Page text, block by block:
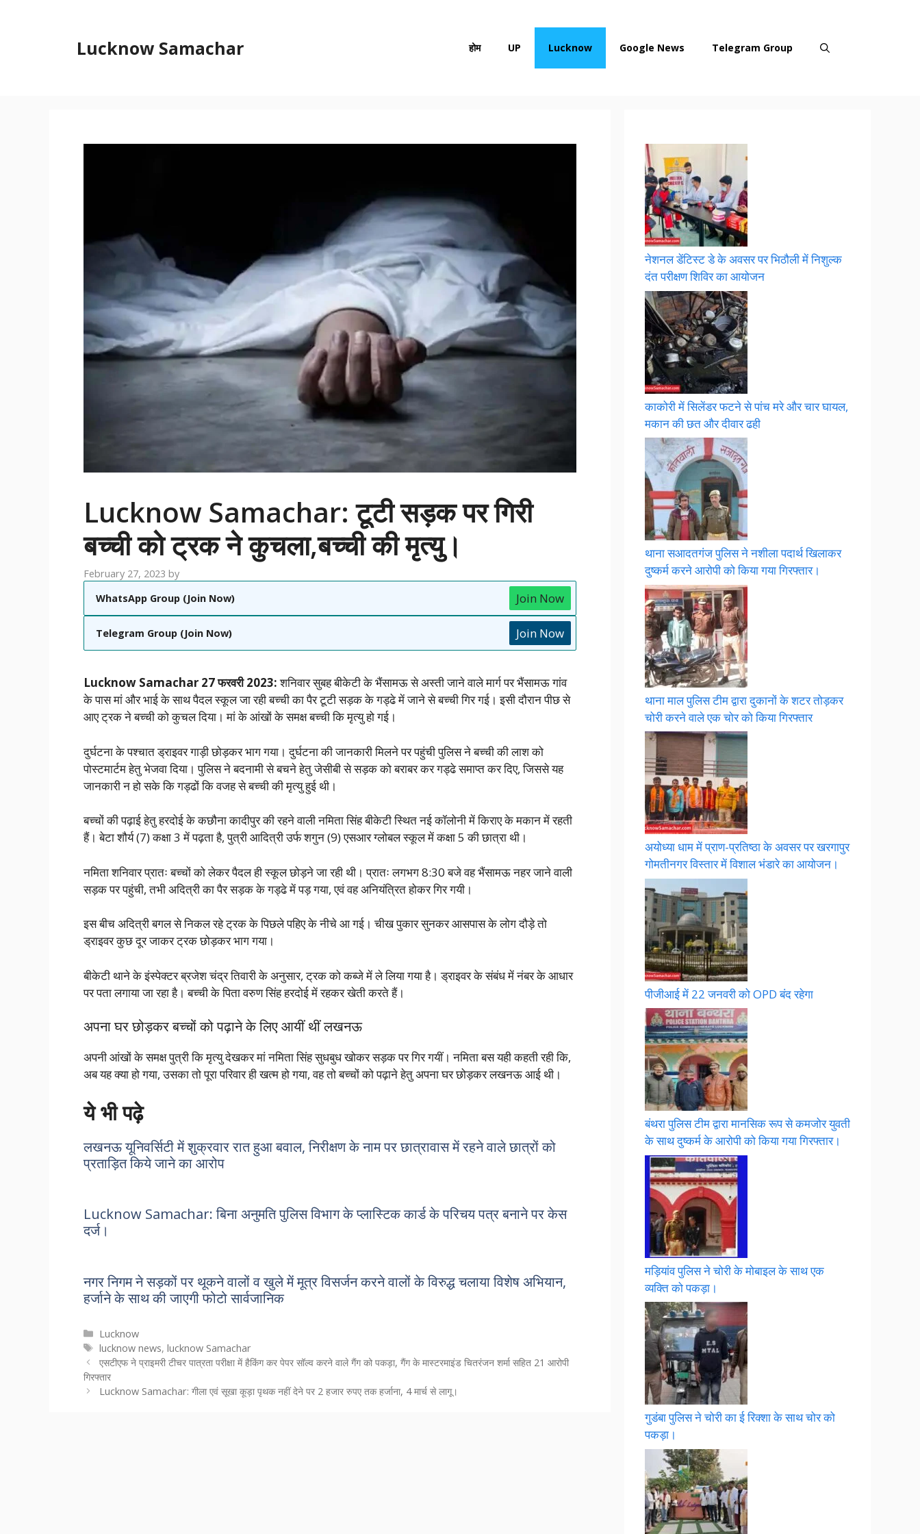
Lucknow Samachar होम UP Lucknow Google News Telegram Group
Lucknow Samachar: टूटी सड़क पर गिरी
बच्ची को ट्रक ने कुचला,बच्ची की मृत्यु।
February 27, 2023 by
WhatsApp Group (Join Now)
Join Now
Telegram Group (Join Now) Join Now
Lucknow Samachar 27 फरवरी 2023:शनिवार सुबह बीकेटी के भैंसामऊ से अस्ती जाने वाले मार्ग पर भैंसामऊ गांव
के पास मां और भाई के साथ पैदल स्कूल जा रही बच्ची का पैर टूटी सड़क के गड्ढे में जाने से बच्ची गिर गई। इसी दौरान पीछ से
आए ट्रक ने बच्ची को कुचल दिया। मां के आंखों के समक्ष बच्ची कि मृत्यु हो गई।
दुर्घटना के पश्चात ड्राइवर गाड़ी छोड़कर भाग गया। दुर्घटना की जानकारी मिलने पर पहुंची पुलिस ने बच्ची की लाश को
पोस्टमार्टम हेतु भेजवा दिया। पुलिस ने बदनामी से बचने हेतु जेसीबी से सड़क को बराबर कर गड्ढे समाप्त कर दिए, जिससे यह
जानकारी न हो सके कि गड्ढों कि वजह से बच्ची की मृत्यु हुई थी।
बच्चों की पढ़ाई हेतु हरदोई के कछौना कादीपुर की रहने वाली नमिता सिंह बीकेटी स्थित नई कॉलोनी में किराए के मकान में रहती
हैं। बेटा शौर्य (7) कक्षा 3 में पढ़ता है, पुत्री आदित्री उर्फ शगुन (9) एसआर ग्लोबल स्कूल में कक्षा 5 की छात्रा थी।
नमिता शनिवार प्रातः बच्चों को लेकर पैदल ही स्कूल छोड़ने जा रही थी। प्रातः लगभग 8:30 बजे वह भैंसामऊ नहर जाने वाली
सड़क पर पहुंची, तभी अदित्री का पैर सड़क के गड्ढे में पड़ गया, एवं वह अनियंत्रित होकर गिर गयी।
इस बीच अदित्री बगल से निकल रहे ट्रक के पिछले पहिए के नीचे आ गई। चीख पुकार सुनकर आसपास के लोग दौड़े तो
ड्राइवर कुछ दूर जाकर ट्रक छोड़कर भाग गया।
बीकेटी थाने के इंस्पेक्टर ब्रजेश चंद्र तिवारी के अनुसार, ट्रक को कब्जे में ले लिया गया है। ड्राइवर के संबंध में नंबर के आधार
पर पता लगाया जा रहा है। बच्ची के पिता वरुण सिंह हरदोई में रहकर खेती करते हैं।
अपना घर छोड़कर बच्चों को पढ़ाने के लिए आयीं थीं लखनऊ
अपनी आंखों के समक्ष पुत्री कि मृत्यु देखकर मां नमिता सिंह सुधबुध खोकर सड़क पर गिर गयीं। नमिता बस यही कहती रही कि,
अब यह क्या हो गया, उसका तो पूरा परिवार ही खत्म हो गया, वह तो बच्चों को पढ़ाने हेतु अपना घर छोड़कर लखनऊ आई थी।
ये भी पढ़े
लखनऊ यूनिवर्सिटी में शुक्रवार रात हुआ बवाल, निरीक्षण के नाम पर छात्रावास में रहने वाले छात्रों को
प्रताड़ित किये जाने का आरोप
Lucknow Samachar: बिना अनुमति पुलिस विभाग के प्लास्टिक कार्ड के परिचय पत्र बनाने पर केस
दर्ज।
नगर निगम ने सड़कों पर थूकने वालों व खुले में मूत्र विसर्जन करने वालों के विरुद्ध चलाया विशेष अभियान,
हर्जाने के साथ की जाएगी फोटो सार्वजानिक
Categories
Lucknow
Tags
lucknow news,lucknow Samachar
एसटीएफ ने प्राइमरी टीचर पात्रता परीक्षा में हैकिंग कर पेपर सॉल्व करने वाले गैंग को पकड़ा, गैंग के मास्टरमाइंड चितरंजन शर्मा सहित 21 आरोपी
गिरफ्तार
Lucknow Samachar: गीला एवं सूखा कूड़ा पृथक नहीं देने पर 2 हजार रुपए तक हर्जाना, 4 मार्च से लागू।
नेशनल डेंटिस्ट डे के अवसर पर भिठौली में निशुल्क
दंत परीक्षण शिविर का आयोजन
काकोरी में सिलेंडर फटने से पांच मरे और चार घायल,
मकान की छत और दीवार ढही
थाना सआदतगंज पुलिस ने नशीला पदार्थ खिलाकर
दुष्कर्म करने आरोपी को किया गया गिरफ्तार।
थाना माल पुलिस टीम द्वारा दुकानों के शटर तोड़कर
चोरी करने वाले एक चोर को किया गिरफ्तार
अयोध्या धाम में प्राण-प्रतिष्ठा के अवसर पर खरगापुर
गोमतीनगर विस्तार में विशाल भंडारे का आयोजन।
पीजीआई में 22 जनवरी को OPD बंद रहेगा
बंथरा पुलिस टीम द्वारा मानसिक रूप से कमजोर युवती
के साथ दुष्कर्म के आरोपी को किया गया गिरफ्तार।
मड़ियांव पुलिस ने चोरी के मोबाइल के साथ एक
व्यक्ति को पकड़ा।
गुडंबा पुलिस ने चोरी का ई रिक्शा के साथ चोर को
पकड़ा।